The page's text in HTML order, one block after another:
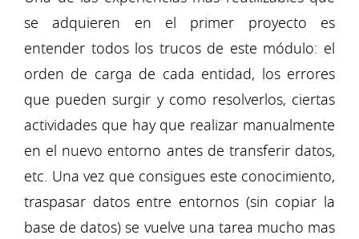
se adquieren en el primer proyecto es
entender todos los trucos de este módulo: el
orden de carga de cada entidad, los errores
que pueden surgir y como resolverlos, ciertas
actividades que hay que realizar manualmente
en el nuevo entorno antes de transferir datos,
etc. Una vez que consigues este conocimiento,
traspasar datos entre entornos (sin copiar la
base de datos) se vuelve una tarea mucho mas